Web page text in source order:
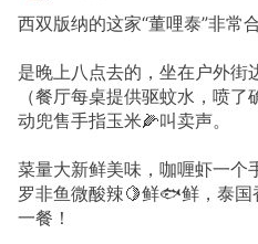
西双版纳的这家“董哩泰”非常
是晚上八点去的，坐在户外街
（餐厅每桌提供驱蚊水，喷
动兜售手指玉米🌽叫卖声。
菜量大新鲜美味，咖喱虾一个
罗非鱼微酸辣🍋鲜🐟鲜，泰
一餐！